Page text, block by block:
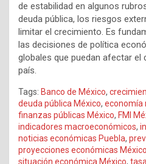
de estabilidad en algunos
deuda pública, los riesgos
limitar el crecimiento. Es
las decisiones de política
globales que puedan afectar
país.
Tags: Banco de México,
deuda pública México, economía
finanzas públicas México, FMI
indicadores macroeconómicos,
noticias económicas Puebla,
proyecciones económicas México
situación económica México,